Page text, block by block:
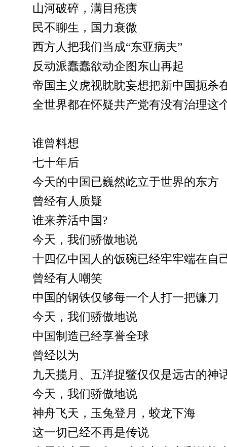
山河破碎，满目疮痍
民不聊生，国力衰微
西方人把我们当成“东亚病夫”
反动派蠢蠢欲动企图东山再起
帝国主义虎视眈眈妄想把新中国扼杀
全世界都在怀疑共产党有没有治理这
谁曾料想
七十年后
今天的中国已巍然屹立于世界的东方
曾经有人质疑
谁来养活中国?
今天，我们骄傲地说
十四亿中国人的饭碗已经牢牢端在自
曾经有人嘲笑
中国的钢铁仅够每一个人打一把镰刀
今天，我们骄傲地说
中国制造已经享誉全球
曾经以为
九天揽月、五洋捉鳖仅仅是远古的神
今天，我们骄傲地说
神舟飞天，玉兔登月，蛟龙下海
这一切已经不再是传说